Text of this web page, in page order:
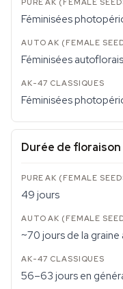
Féminisées
Féminisées
Féminisées
Durée de floraison
49 jours
~70 jours de la graine
56–63 jours en